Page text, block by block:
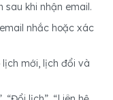
sau khi nhận email.
nhắc hoặc xác
lịch mới, lịch đổi và